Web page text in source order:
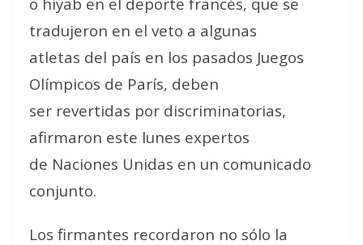
tradujeron en el veto a algunas
atletas del país en los pasados Juegos
Olímpicos de París, deben
ser revertidas por discriminatorias,
afirmaron este lunes expertos
de Naciones Unidas en un comunicado
conjunto.
Los firmantes recordaron no sólo la